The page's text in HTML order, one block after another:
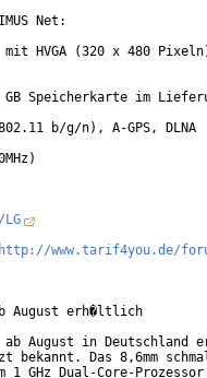
Net:
HVGA (320 x 480
Speicherkarte im
b/g/n), A-GPS, DLNA
http://www.tarif4you.de/
August erh�ltlich
ab August in Deutschland
Das 8,6mm
1 GHz Dual-Core-